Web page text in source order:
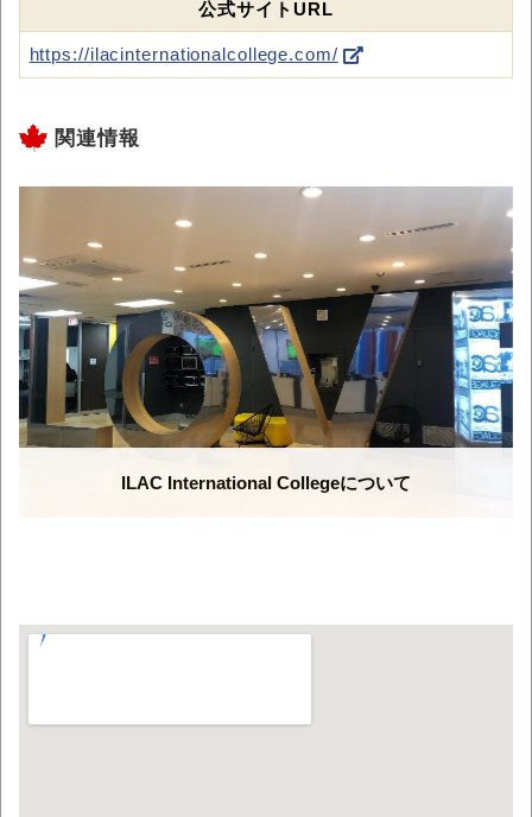
公式サイトURL
https://ilacinternationalcollege.com/
関連情報
ILAC International Collegeについて